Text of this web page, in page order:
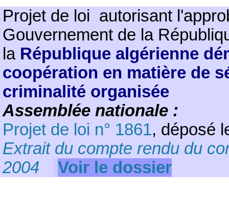
Projet de loi autorisant
Gouvernement de la
laRépublique algérienne
coopération en matière de
criminalité organisée
Assemblée nationale :
Projet de loi n° 1861, déposé
Extrait du compte rendu du
2004
Voir le dossier